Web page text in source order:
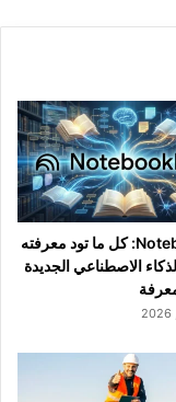
NotebookLM: كل ما تود معرفته
الاصطناعي الجديدة